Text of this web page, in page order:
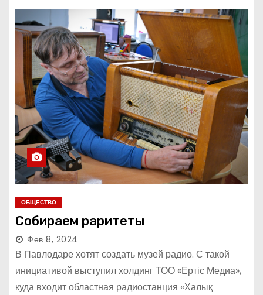
ОБЩЕСТВО
Собираем раритеты
Фев 8, 2024
В Павлодаре хотят создать музей радио. С такой
инициативой выступил холдинг ТОО «Ертіс Медиа»,
куда входит областная радиостанция «Халық